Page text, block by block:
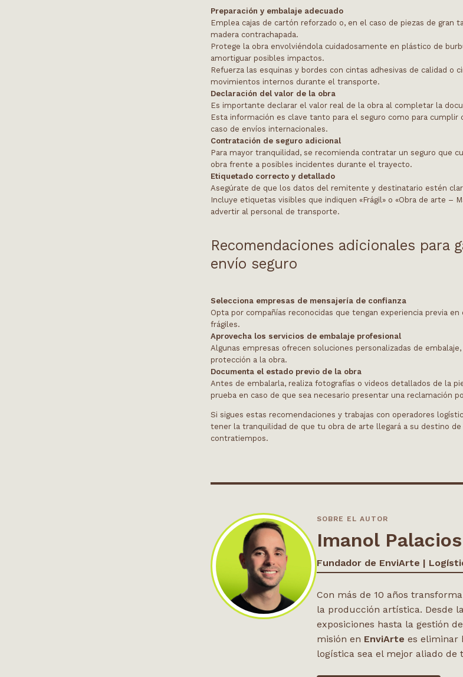
Preparación y embalaje adecuado
Emplea cajas de cartón reforzado o, en el caso de piezas de gran
madera contrachapada.
Protege la obra envolviéndola cuidadosamente en plástico de
amortiguar posibles impactos.
Refuerza las esquinas y bordes con cintas adhesivas de calidad o
movimientos internos durante el transporte.
Declaración del valor de la obra
Es importante declarar el valor real de la obra al completar la
Esta información es clave tanto para el seguro como para cumplir
caso de envíos internacionales.
Contratación de seguro adicional
Para mayor tranquilidad, se recomienda contratar un seguro que
obra frente a posibles incidentes durante el trayecto.
Etiquetado correcto y detallado
Asegúrate de que los datos del remitente y destinatario estén
Incluye etiquetas visibles que indiquen «Frágil» o «Obra de arte –
advertir al personal de transporte.
Recomendaciones adicionales para
envío seguro
Selecciona empresas de mensajería de confianza
Opta por compañías reconocidas que tengan experiencia previa
frágiles.
Aprovecha los servicios de embalaje profesional
Algunas empresas ofrecen soluciones personalizadas de
protección a la obra.
Documenta el estado previo de la obra
Antes de embalarla, realiza fotografías o videos detallados de la
prueba en caso de que sea necesario presentar una reclamación
Si sigues estas recomendaciones y trabajas con operadores
tener la tranquilidad de que tu obra de arte llegará a su destino de
contratiempos.
SOBRE EL AUTOR
Imanol Palacios
Fundador de EnviArte |
Con más de 10 años
la producción artística. Desde
exposiciones hasta la gestión
misión en EnviArte es eliminar
logística sea el mejor aliado de